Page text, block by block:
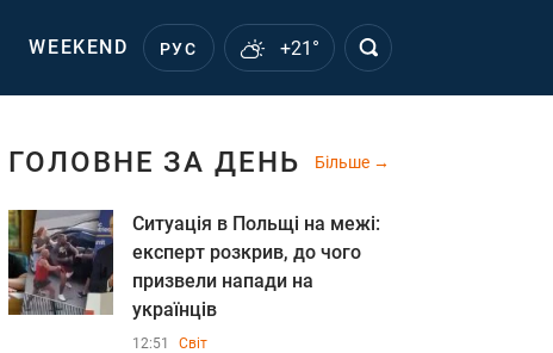
WEEKEND РУС +21°
ГОЛОВНЕ ЗА ДЕНЬ Більше
Ситуація в Польщі на межі:
експерт розкрив, до чого
призвели напади на
українців
12:51 Світ